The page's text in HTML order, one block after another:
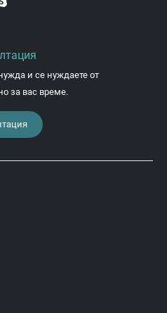
и се нуждаете от
за вас време.